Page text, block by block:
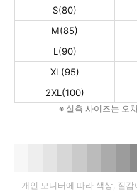
S(80)
M(85)
L(90)
XL(95)
2XL(100)
※ 실측 사이즈는 오
개인 모니터에 따라 색상, 질